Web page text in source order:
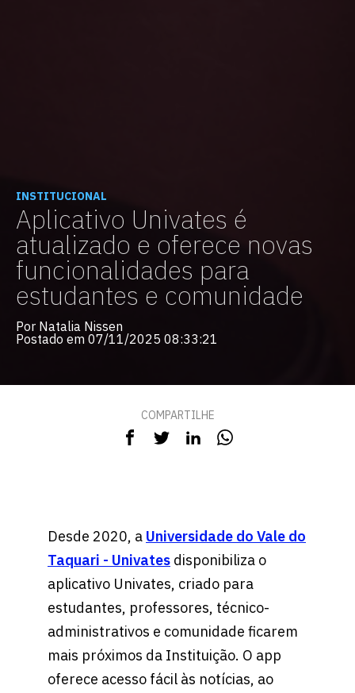
INSTITUCIONAL
Aplicativo Univates é
atualizado e oferece novas
funcionalidades para
estudantes e comunidade
Por Natalia Nissen
Postado em 07/11/2025 08:33:21
COMPARTILHE
Desde 2020, a Universidade do Vale do
Taquari - Univates disponibiliza o
aplicativo Univates, criado para
estudantes, professores, técnico-
administrativos e comunidade ficarem
mais próximos da Instituição. O app
oferece acesso fácil às notícias, ao